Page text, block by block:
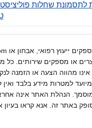
לתסמונת שחלות
או מספקים שירותים. כל
מיועד למטרות מידע בלבד
הנהלת האתר אינה
באתר זה. אנא קראו בעיון